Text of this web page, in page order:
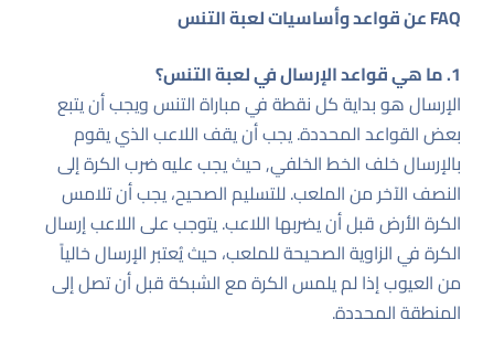
FAQ عن قواعد وأساسيات لعبة التنس
1. ما هي قواعد الإرسال في لعبة التنس؟
الإرسال هو بداية كل نقطة في مباراة التنس ويجب أن يتبع
بعض القواعد المحددة. يجب أن يقف اللاعب الذي يقوم
بالإرسال خلف الخط الخلفي, حيث يجب عليه ضرب الكرة إلى
النصف الآخر من الملعب. للتسليم الصحيح، يجب أن تلامس
الكرة الأرض قبل أن يضربها اللاعب. يتوجب على اللاعب إرسال
الكرة في الزاوية الصحيحة للملعب، حيث يُعتبر الإرسال خالياً
من العيوب إذا لم يلمس الكرة مع الشبكة قبل أن تصل إلى
المنطقة المحددة.